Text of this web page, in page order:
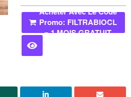
Acheter Avec Le Code
Promo: FILTRABIOCL
= 1 MOIS GRATUIT